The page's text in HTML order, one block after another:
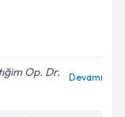
Op. Dr.
Devamı